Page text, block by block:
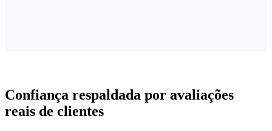
Confiança respaldada por avaliações
reais de clientes